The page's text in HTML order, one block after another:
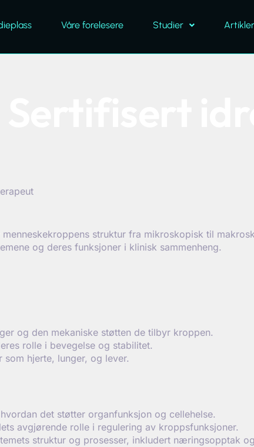
Våre forelesere Studier Artikler
struktur fra mikroskopisk til
og deres funksjoner i klinisk sammenheng.
og den mekaniske støtten de tilbyr kroppen.
rolle i bevegelse og stabilitet.
hjerte, lunger, og lever.
det støtter organfunksjon og cellehelse.
avgjørende rolle i regulering av kroppsfunksjoner.
struktur og prosesser, inkludert næringsopptak